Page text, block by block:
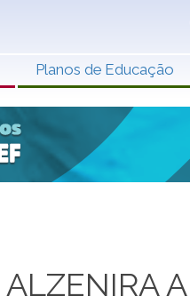
Planos de Educação